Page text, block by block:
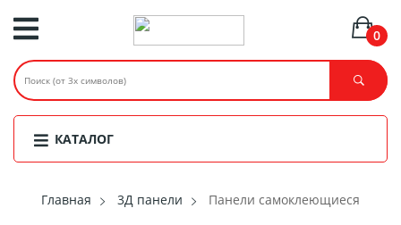
0
КАТАЛОГ
Главная 3Д панели Панели самоклеющиеся